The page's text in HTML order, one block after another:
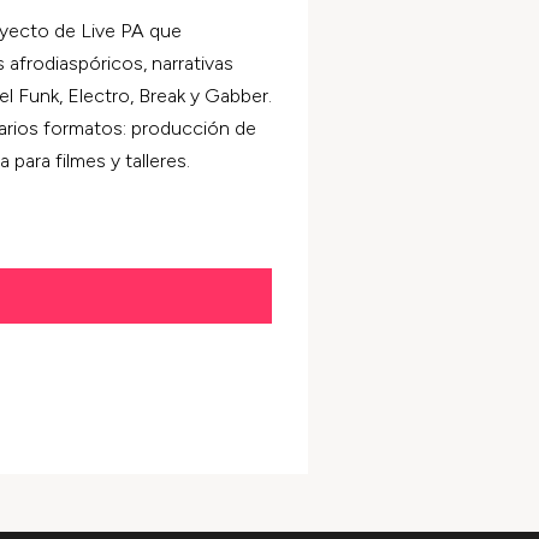
de Live PA que
afrodiaspóricos, narrativas
Funk, Electro, Break y Gabber.
formatos: producción de
para filmes y talleres.